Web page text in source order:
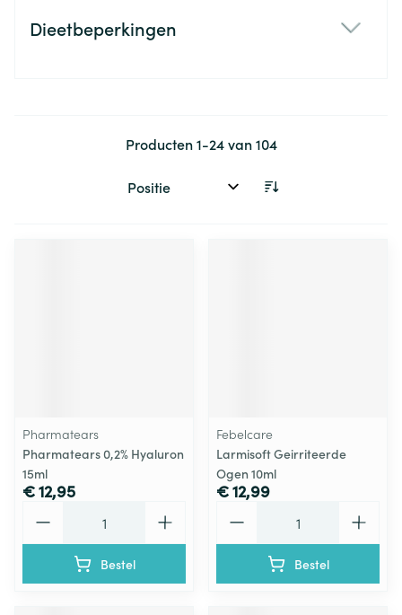
Dieetbeperkingen
Producten1-24van104
Sorteer op:
Pharmatears
Pharmatears 0,2% Hyaluron
15ml
€ 12,95
Bestel
Febelcare
Larmisoft Geirriteerde
Ogen 10ml
€ 12,99
Bestel